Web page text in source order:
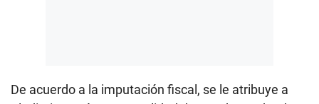
De acuerdo a la imputación fiscal, se le atribuye a